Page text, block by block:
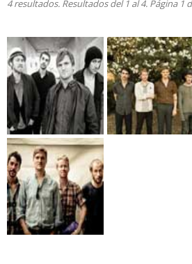
4 resultados. Resultados del 1 al 4. Página 1